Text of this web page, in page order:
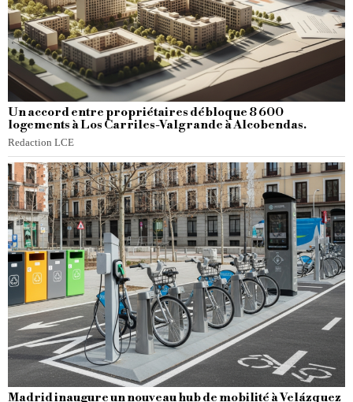
Un accord entre propriétaires débloque 8 600
logements à Los Carriles-Valgrande à Alcobendas.
Redaction LCE
Madrid inaugure un nouveau hub de mobilité à Velázquez